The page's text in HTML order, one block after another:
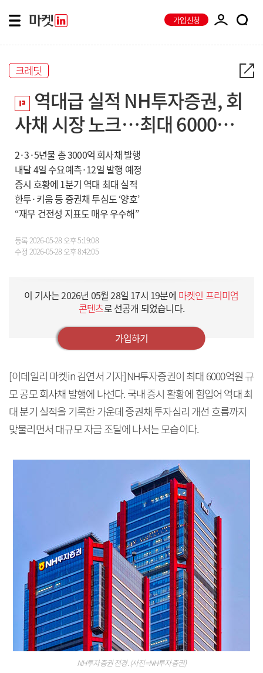
가입신청
크레딧
역대급 실적 NH투자증권, 회
사채 시장 노크…최대 6000억
조달
2·3·5년물 총 3000억 회사채 발행
내달 4일 수요예측·12일 발행 예정
증시 호황에 1분기 역대 최대 실적
한투·키움 등 증권채 투심도 ‘양호’
“재무 건전성 지표도 매우 우수해”
등록2026-05-28 오후 5:19:08
수정 2026-05-28 오후 8:42:05
이 기사는2026년 05월 28일 17시 19분에 마켓인 프리미엄
콘텐츠로 선공개 되었습니다.
가입하기
[이데일리 마켓in 김연서 기자]NH투자증권이 최대 6000억원 규
모 공모 회사채 발행에 나선다. 국내 증시 활황에 힘입어 역대 최
대 분기 실적을 기록한 가운데 증권채 투자심리 개선 흐름까지
맞물리면서 대규모 자금 조달에 나서는 모습이다.
NH투자증권 전경. (사진=NH투자증권)